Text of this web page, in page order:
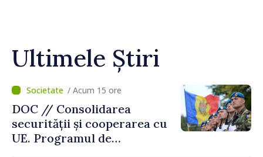
Ultimele Știri
/ Acum 15 ore
DOC // Consolidarea
securității și cooperarea cu
UE. Programul de